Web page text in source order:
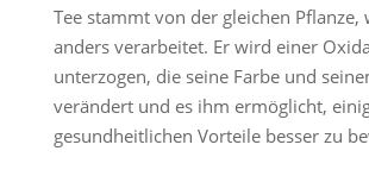
Tee stammt von der gleichen Pflanze,
anders verarbeitet. Er wird einer
unterzogen, die seine Farbe und
verändert und es ihm ermöglicht,
gesundheitlichen Vorteile besser zu